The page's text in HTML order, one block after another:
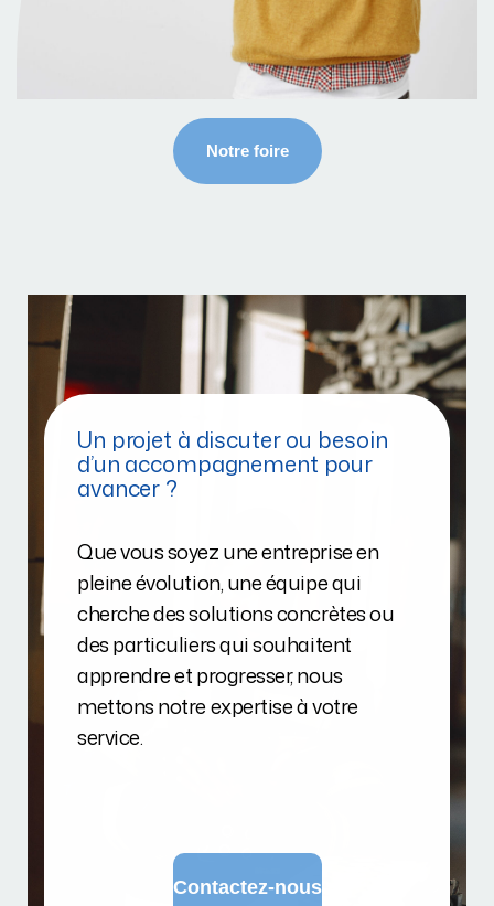
Un projet à discuter ou besoin
d’un accompagnement pour
avancer ?
Que vous soyez une entreprise en
pleine évolution, une équipe qui
cherche des solutions concrètes ou
des particuliers qui souhaitent
apprendre et progresser, nous
mettons notre expertise à votre
service.